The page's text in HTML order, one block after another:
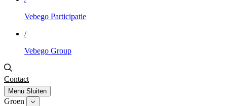
Vebego Participatie
/
Vebego Group
Contact
Menu Sluiten
Groen